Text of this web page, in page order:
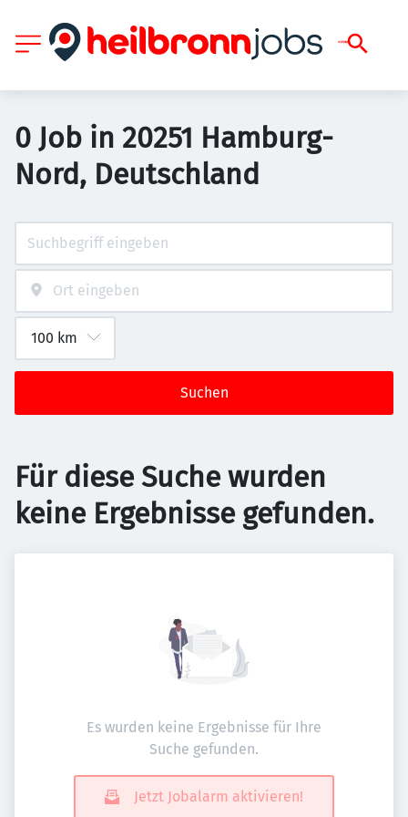
0 Job in 20251 Hamburg-
Nord, Deutschland
Suchen
Für diese Suche wurden
keine Ergebnisse gefunden.
Es wurden keine Ergebnisse für Ihre
Suche gefunden.
Jetzt Jobalarm aktivieren!